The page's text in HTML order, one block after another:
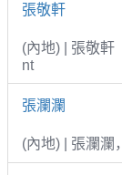
張敬軒
(內地) | 張敬軒
nt
張瀾瀾
(內地) | 張瀾瀾